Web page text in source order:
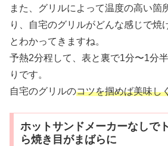
また、グリルによって温度の高い箇
り、自宅のグリルがどんな感じで焼
とわかってきますね。
予熱2分程して、表と裏で1分〜1分
りです。
自宅のグリルのコツを掴めば美味し
ホットサンドメーカーなしで
ら焼き目がまばらに